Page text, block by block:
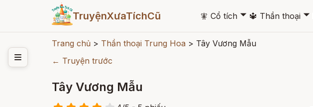
TruyệnXưaTíchCũ 🧚 Cổ tích 🞃 🔱 Thần thoại 🞃
Trang chủ > Thần thoại Trung Hoa > Tây Vương Mẫu
← Truyện trước
Tây Vương Mẫu